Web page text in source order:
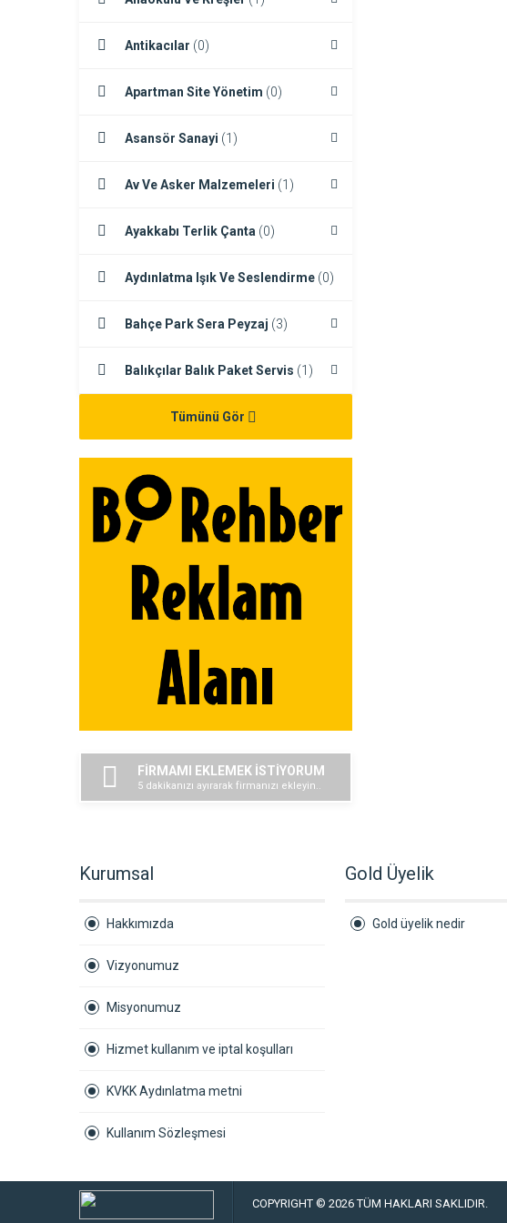
Antikacılar (0)
Apartman Site Yönetim (0)
Asansör Sanayi (1)
Av Ve Asker Malzemeleri (1)
Ayakkabı Terlik Çanta (0)
Aydınlatma Işık Ve Seslendirme (0)
Bahçe Park Sera Peyzaj (3)
Balıkçılar Balık Paket Servis (1)
Tümünü Gör
FİRMAMI EKLEMEK İSTİYORUM
5 dakikanızı ayırarak firmanızı ekleyin..
Kurumsal
Hakkımızda
Vizyonumuz
Misyonumuz
Hizmet kullanım ve iptal koşulları
KVKK Aydınlatma metni
Kullanım Sözleşmesi
Gold Üyelik
Gold üyelik nedir
COPYRIGHT © 2026 TÜM HAKLARI SAKLIDIR.